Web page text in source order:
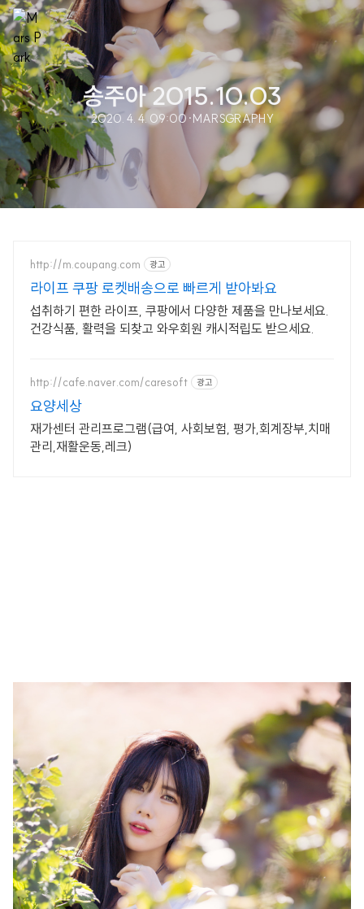
송주아 2015.10.03
2020. 4. 4. 09:00 ·MARSGRAPHY
http://m.coupang.com 광고
라이프 쿠팡 로켓배송으로 빠르게 받아봐요
섭취하기 편한 라이프, 쿠팡에서 다양한 제품을 만나보세요.
건강식품, 활력을 되찾고 와우회원 캐시적립도 받으세요.
http://cafe.naver.com/caresoft 광고
요양세상
재가센터 관리프로그램(급여, 사회보험, 평가,회계장부,치매
관리,재활운동,레크)